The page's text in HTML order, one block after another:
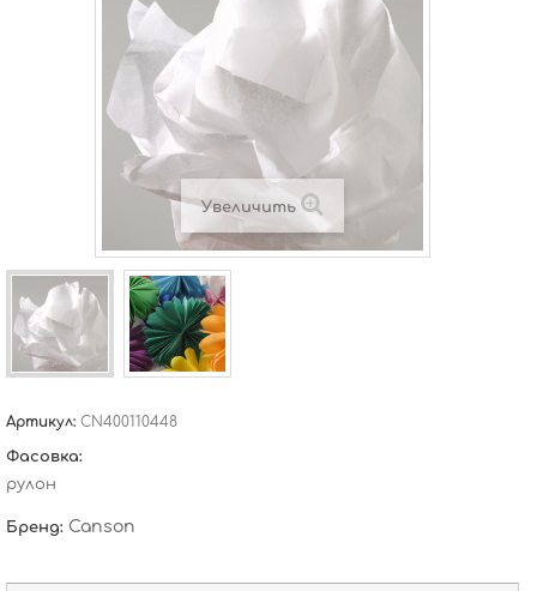
Увеличить
Артикул: CN400110448
Фасовка:
рулон
Бренд: Canson